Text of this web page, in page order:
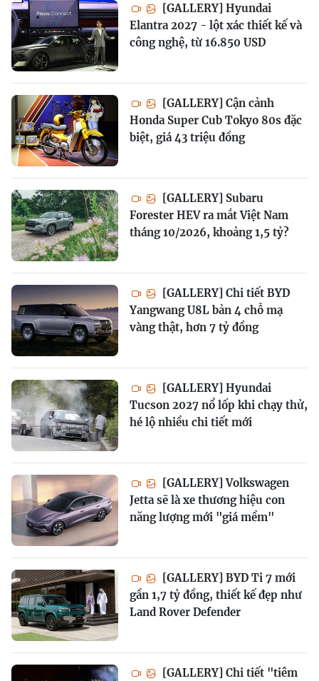
[GALLERY] Hyundai
Elantra 2027 - lột xác thiết kế và
công nghệ, từ 16.850 USD
[GALLERY] Cận cảnh
Honda Super Cub Tokyo 80s đặc
biệt, giá 43 triệu đồng
[GALLERY] Subaru
Forester HEV ra mắt Việt Nam
tháng 10/2026, khoảng 1,5 tỷ?
[GALLERY] Chi tiết BYD
Yangwang U8L bản 4 chỗ mạ
vàng thật, hơn 7 tỷ đồng
[GALLERY] Hyundai
Tucson 2027 nổ lốp khi chạy thử,
hé lộ nhiều chi tiết mới
[GALLERY] Volkswagen
Jetta sẽ là xe thương hiệu con
năng lượng mới "giá mềm"
[GALLERY] BYD Ti 7 mới
gần 1,7 tỷ đồng, thiết kế đẹp như
Land Rover Defender
[GALLERY] Chi tiết "tiêm